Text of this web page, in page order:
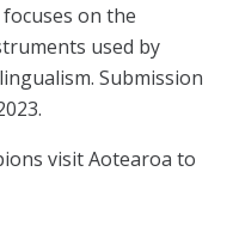
on the
used by
Submission
visit Aotearoa to